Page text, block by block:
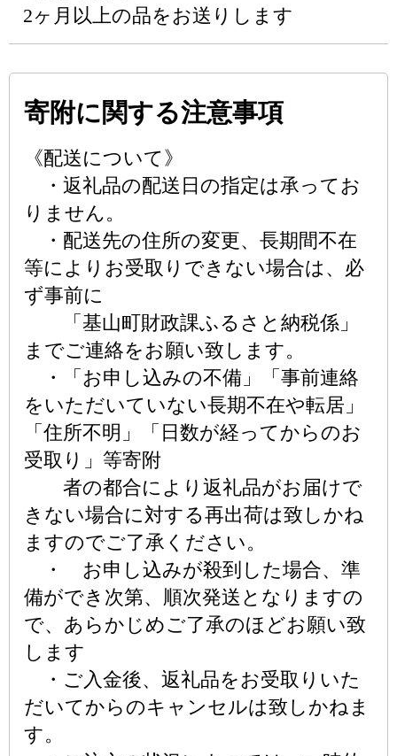
2ヶ月以上の品をお送りします
寄附に関する注意事項
《配送について》
・返礼品の配送日の指定は承ってお
りません。
・配送先の住所の変更、長期間不在
等によりお受取りできない場合は、必
ず事前に
「基山町財政課ふるさと納税係」
までご連絡をお願い致します。
・「お申し込みの不備」「事前連絡
をいただいていない長期不在や転居」
「住所不明」「日数が経ってからのお
受取り」等寄附
者の都合により返礼品がお届けで
きない場合に対する再出荷は致しかね
ますのでご了承ください。
・ お申し込みが殺到した場合、準
備ができ次第、順次発送となりますの
で、あらかじめご了承のほどお願い致
します
・ご入金後、返礼品をお受取りいた
だいてからのキャンセルは致しかねま
す。